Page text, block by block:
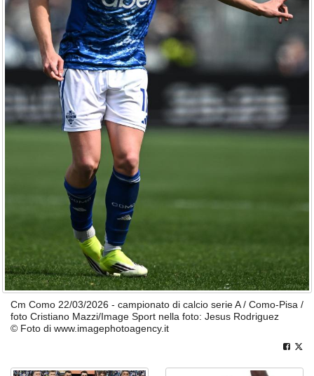
Cm Como 22/03/2026 - campionato di calcio serie A / Como-Pisa /
foto Cristiano Mazzi/Image Sport nella foto: Jesus Rodriguez
© Foto di www.imagephotoagency.it